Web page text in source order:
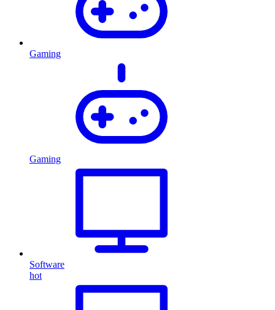
Gaming
Gaming
Software
hot